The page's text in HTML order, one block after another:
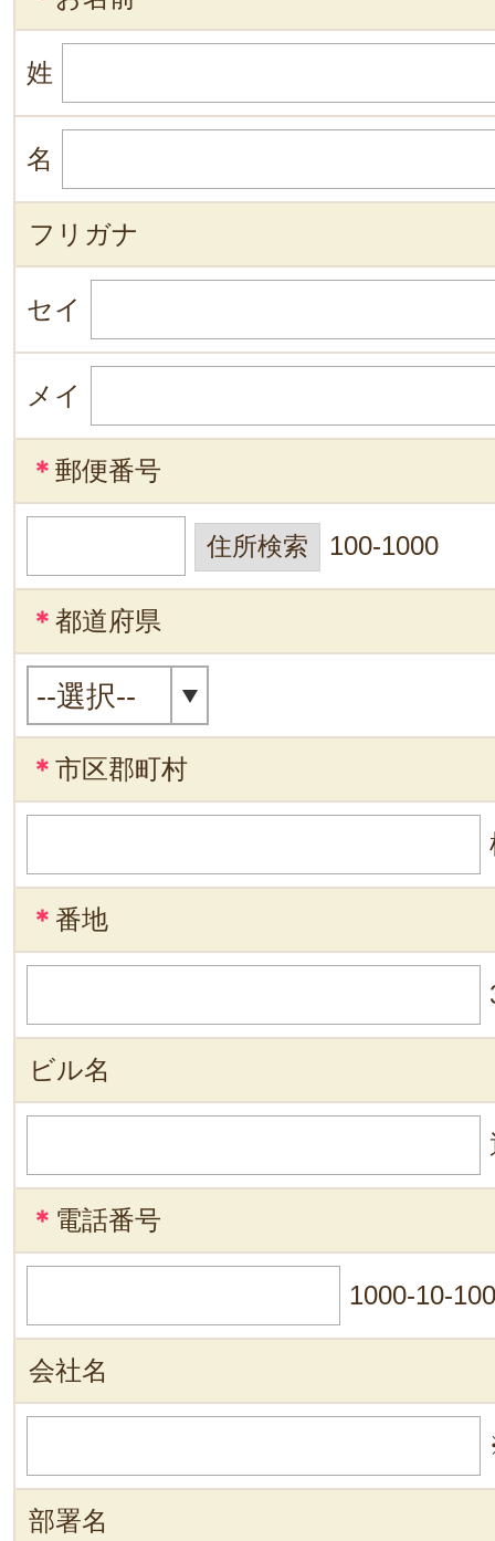
姓
名
フリガナ
セイ
メイ
＊ 郵便番号
100-1000
＊ 都道府県
＊ 市区郡町村
＊ 番地
ビル名
＊ 電話番号
1000-10-
会社名
部署名